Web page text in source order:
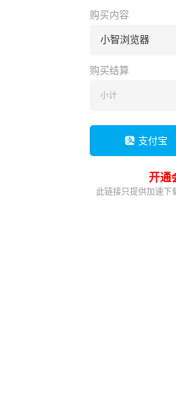
购买内容
小智浏览器
购买结算
小计
支付宝
开通
此链接只提供加速下